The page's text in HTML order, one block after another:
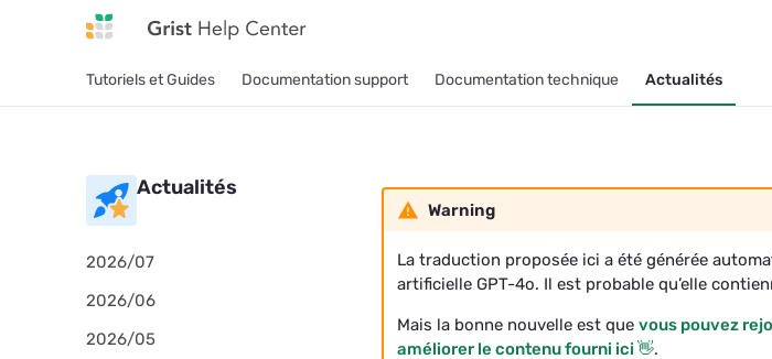
Tutoriels et Guides Documentation support Documentation technique Actualités
Actualités
2026/07
2026/06
2026/05
Warning
La traduction proposée ici a été générée
artificielle GPT-4o. Il est probable qu’elle
Mais la bonne nouvelle est que vous pouvez
améliorer le contenu fourni ici 👋.